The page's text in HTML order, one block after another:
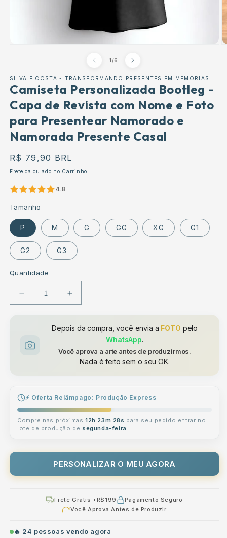
em
modal
1/de
6
SILVA E COSTA - TRANSFORMANDO PRESENTES EM MEMORIAS
Camiseta Personalizada Bootleg -
Capa de Revista com Nome e Foto
para Presentear Namorado e
Namorada Presente Casal
Preço
normal
R$ 79,90 BRL
Frete calculado no Carrinho
4.8
Tamanho
P M G GG XG G1
G2 G3
Quantidade
Diminuir
a
Camiseta
Personalizada
de
Revista
com
Nome
Presentear
Namorado
Namorada
Aumentar
a
de
Camiseta
Personalizada
Bootleg
Revista
com
Nome
Presentear
Namorado
Namorada
Presente
Depois da compra, você envia a FOTO pelo
WhatsApp.
Você aprova a arte antes de produzirmos.
Nada é feito sem o seu OK.
⚡ Oferta Relâmpago: Produção Express
Compre nas próximas 12h 23m 28s para seu pedido entrar no
lote de produção de segunda-feira.
PERSONALIZAR O MEU AGORA
Frete Grátis +R$199
Pagamento Seguro
Você Aprova Antes de Produzir
🔥 24 pessoas vendo agora